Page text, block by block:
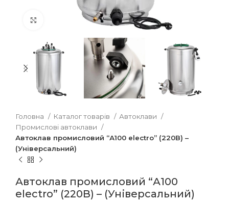
Клацніть, щоб збільшити
Головна Каталог товарів
Автоклави
Промислові автоклави
Автоклав промисловий “А100 electro” (220В) –
(Універсальний)
Автоклав промисловий “А100
electro” (220В) – (Універсальний)